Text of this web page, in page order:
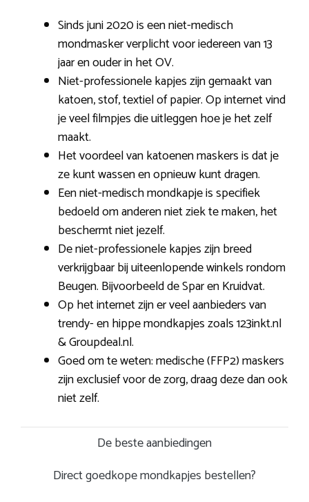
Sinds juni 2020 is een niet-medisch
mondmasker verplicht voor iedereen van 13
jaar en ouder in het OV.
Niet-professionele kapjes zijn gemaakt van
katoen, stof, textiel of papier. Op internet vind
je veel filmpjes die uitleggen hoe je het zelf
maakt.
Het voordeel van katoenen maskers is dat je
ze kunt wassen en opnieuw kunt dragen.
Een niet-medisch mondkapje is specifiek
bedoeld om anderen niet ziek te maken, het
beschermt niet jezelf.
De niet-professionele kapjes zijn breed
verkrijgbaar bij uiteenlopende winkels rondom
Beugen. Bijvoorbeeld de Spar en Kruidvat.
Op het internet zijn er veel aanbieders van
trendy- en hippe mondkapjes zoals 123inkt.nl
& Groupdeal.nl.
Goed om te weten: medische (FFP2) maskers
zijn exclusief voor de zorg, draag deze dan ook
niet zelf.
De beste aanbiedingen
Direct goedkope mondkapjes bestellen?